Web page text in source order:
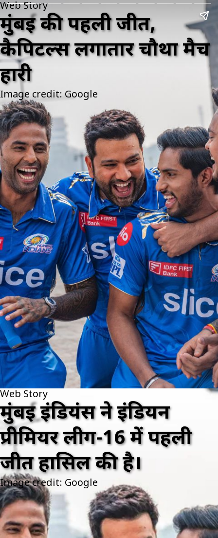
Web Story
मुंबई की पहली जीत,
कैपिटल्स लगातार चौथा मैच
हारी
Image credit: Google